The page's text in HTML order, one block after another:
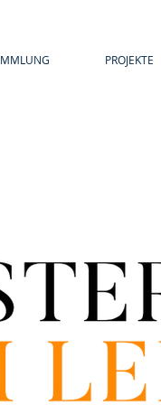
PROJEKTE